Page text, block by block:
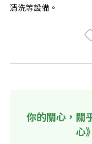
清洗等設備。
你的關心，關
心